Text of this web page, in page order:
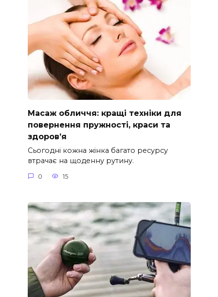
Масаж обличчя: кращі техніки для
повернення пружності, краси та
здоров’я
Сьогодні кожна жінка багато ресурсу
втрачає на щоденну рутину.
0 15